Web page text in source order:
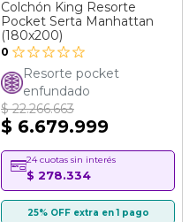
Colchón King Resorte
Pocket Serta Manhattan
(180x200)
0
Resorte pocket
enfundado
$ 22.266.663
$ 6.679.999
24 cuotas sin interés
$ 278.334
25% OFF extra en 1 pago